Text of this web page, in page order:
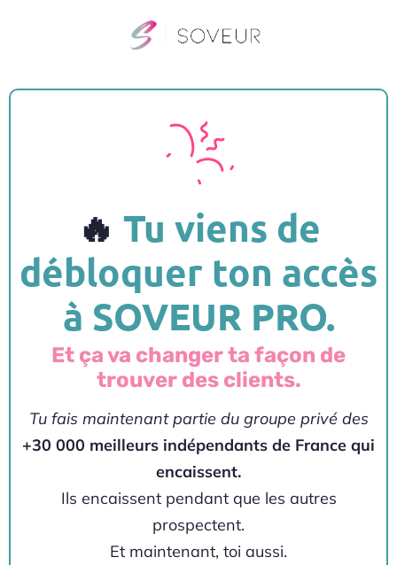
🔥 Tu viens de
débloquer ton accès
à SOVEUR PRO.
Et ça va changer ta façon de
trouver des clients.
Tu fais maintenant partie du groupe privé des
+30 000 meilleurs indépendants de France qui
encaissent.
Ils encaissent pendant que les autres
prospectent.
Et maintenant, toi aussi.